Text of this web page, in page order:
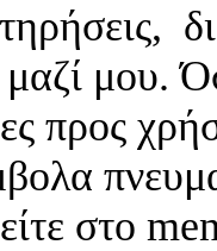
μαζί μου.
προς
στο